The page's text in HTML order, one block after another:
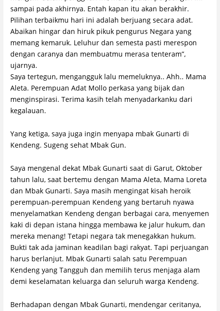
sampai pada akhirnya. Entah kapan itu akan berakhir.
Pilihan terbaikmu hari ini adalah berjuang secara adat.
Abaikan hingar dan hiruk pikuk pengurus Negara yang
memang kemaruk. Leluhur dan semesta pasti merespon
dengan caranya dan membuatmu merasa tenteram”,
ujarnya.
Saya tertegun, mengangguk lalu memeluknya.. Ahh.. Mama
Aleta. Perempuan Adat Mollo perkasa yang bijak dan
menginspirasi. Terima kasih telah menyadarkanku dari
kegalauan.
Yang ketiga, saya juga ingin menyapa mbak Gunarti di
Kendeng. Sugeng sehat Mbak Gun.
Saya mengenal dekat Mbak Gunarti saat di Garut, Oktober
tahun lalu, saat bertemu dengan Mama Aleta, Mama Loreta
dan Mbak Gunarti. Saya masih mengingat kisah heroik
perempuan-perempuan Kendeng yang bertaruh nyawa
menyelamatkan Kendeng dengan berbagai cara, menyemen
kaki di depan istana hingga membawa ke jalur hukum, dan
mereka menang! Tetapi negara tak menegakkan hukum.
Bukti tak ada jaminan keadilan bagi rakyat. Tapi perjuangan
harus berlanjut. Mbak Gunarti salah satu Perempuan
Kendeng yang Tangguh dan memilih terus menjaga alam
demi keselamatan keluarga dan seluruh warga Kendeng.
Berhadapan dengan Mbak Gunarti, mendengar ceritanya,